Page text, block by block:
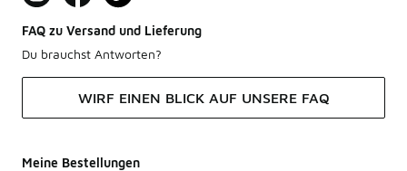
FAQ zu Versand und Lieferung
Du brauchst Antworten?
WIRF EINEN BLICK AUF UNSERE FAQ
Meine Bestellungen